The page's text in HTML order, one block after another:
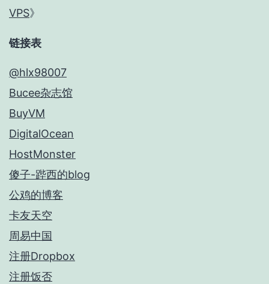
VPS》
链接表
@hlx98007
Bucee杂志馆
BuyVM
DigitalOcean
HostMonster
傻子-跸西的blog
公鸡的博客
卡友天空
周易中国
注册Dropbox
注册饭否